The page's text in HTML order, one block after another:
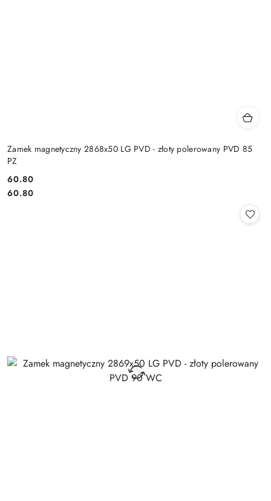
Zamek magnetyczny 2868x50 LG PVD - złoty polerowany PVD 85
PZ
Cena:
60.80
Cena:
60.80